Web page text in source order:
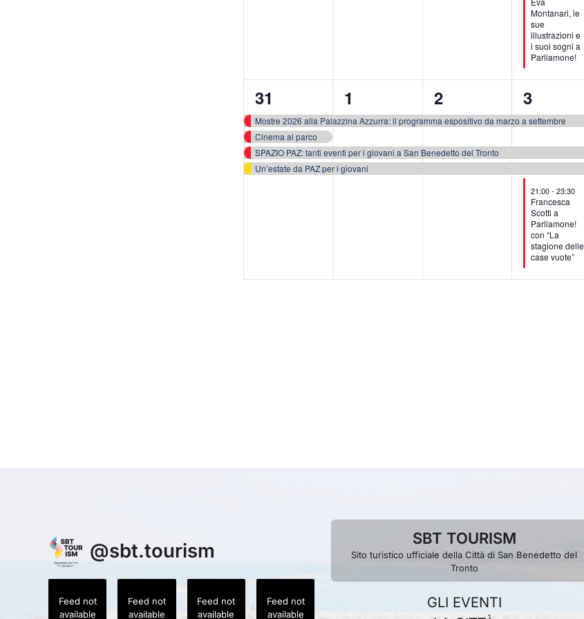
Montanari, le
sue
illustrazioni e
i suoi sogni a
Parliamone!
4
eventi,
31
Mostre 2026 alla Palazzina Azzurra: il programma espositivo da marzo a settembre
Cinema al parco
SPAZIO PAZ: tanti eventi per i giovani a San Benedetto del Tronto
Un’estate da PAZ per i giovani
3
eventi,
1
3
eventi,
2
4
eventi,
3
21:00- 23:30
Francesca
Scotti a
Parliamone!
con “La
stagione delle
case vuote”
@sbt.tourism
Feed not
available
Feed not
available
Feed not
available
Feed not
available
SBT TOURISM
Sito turistico ufficiale della Città di San Benedetto del
Tronto
GLI EVENTI